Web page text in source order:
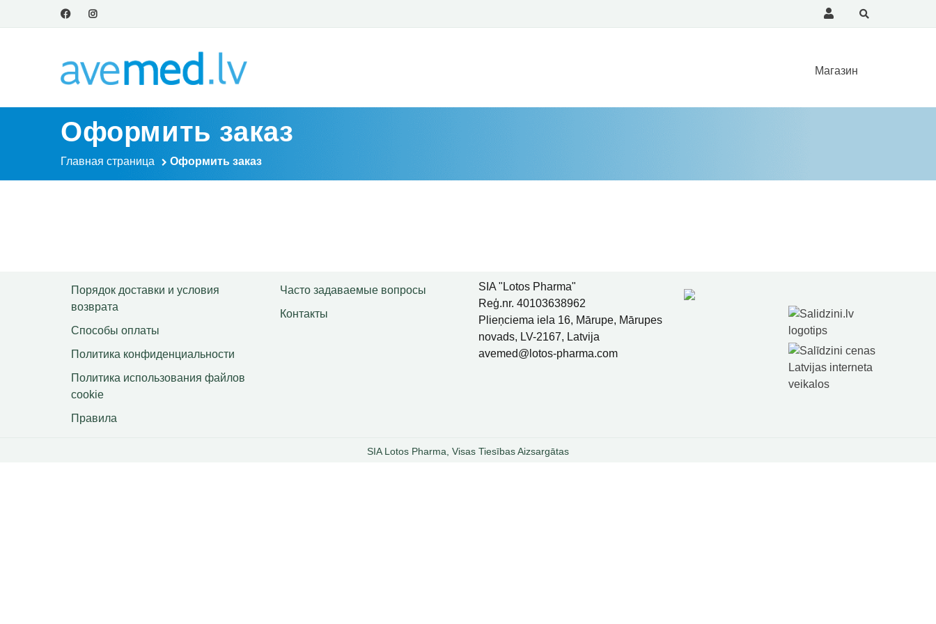
Магазин
Оформить заказ
Главная страница Оформить заказ
Порядок доставки и условия
возврата
Способы оплаты
Политика конфиденциальности
Политика использования файлов
сookie
Правила
Часто задаваемые вопросы
Контакты
SIA "Lotos Pharma"
Reģ.nr. 40103638962
Plieņciema iela 16, Mārupe, Mārupes
novads, LV-2167, Latvija
avemed@lotos-pharma.com
SIA Lotos Pharma, Visas Tiesības Aizsargātas